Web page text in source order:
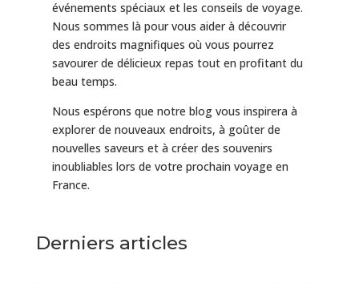
événements spéciaux et les conseils de voyage.
Nous sommes là pour vous aider à découvrir
des endroits magnifiques où vous pourrez
savourer de délicieux repas tout en profitant du
beau temps.
Nous espérons que notre blog vous inspirera à
explorer de nouveaux endroits, à goûter de
nouvelles saveurs et à créer des souvenirs
inoubliables lors de votre prochain voyage en
France.
Derniers articles